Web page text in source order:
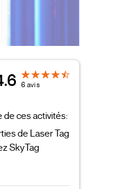
6 avis
de ces activités:
de Laser Tag
SkyTag